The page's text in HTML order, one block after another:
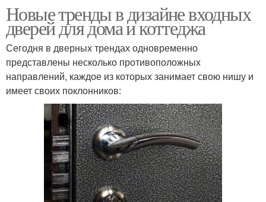
Новые тренды в дизайне входных
дверей для дома и коттеджа
Сегодня в дверных трендах одновременно
представлены несколько противоположных
направлений, каждое из которых занимает свою нишу и
имеет своих поклонников: